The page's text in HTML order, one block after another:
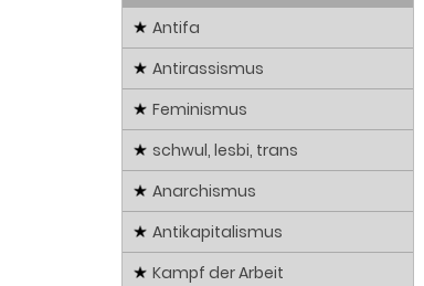
Antifa
Antirassismus
Feminismus
schwul, lesbi, trans
Anarchismus
Antikapitalismus
Kampf der Arbeit